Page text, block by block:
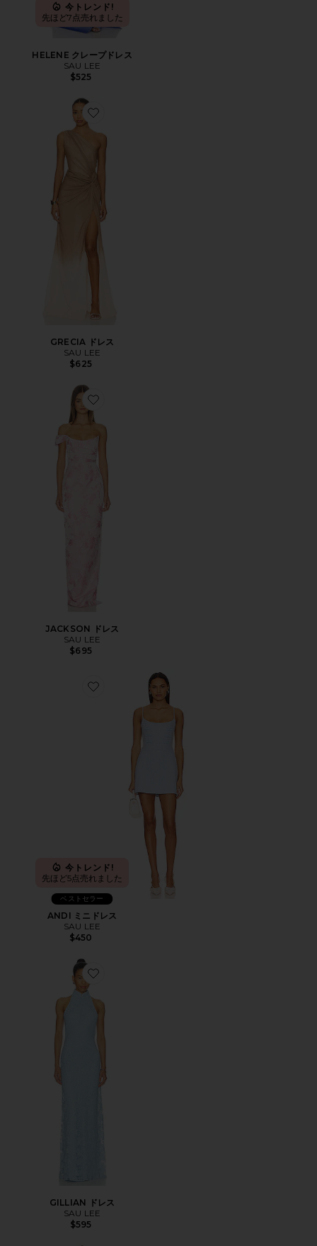
今トレンド!
先ほど7点売れました
HELENE クレープドレス
SAU LEE
$525
Favorite GRECIA ドレス
GRECIA ドレス
SAU LEE
$625
Favorite JACKSON ドレス
JACKSON ドレス
SAU LEE
$695
Favorite ANDI ミニドレス
今トレンド!
先ほど5点売れました
ベストセラー
ANDI ミニドレス
SAU LEE
$450
Favorite GILLIAN ドレス
GILLIAN ドレス
SAU LEE
$595